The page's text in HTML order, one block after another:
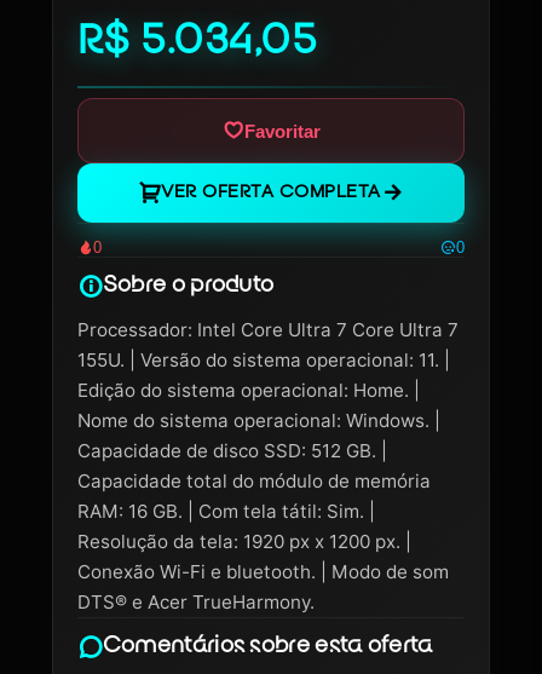
R$ 5.034,05
Favoritar
VER OFERTA COMPLETA
0 0
Sobre o produto
Processador: Intel Core Ultra 7 Core Ultra 7
155U. | Versão do sistema operacional: 11. |
Edição do sistema operacional: Home. |
Nome do sistema operacional: Windows. |
Capacidade de disco SSD: 512 GB. |
Capacidade total do módulo de memória
RAM: 16 GB. | Com tela tátil: Sim. |
Resolução da tela: 1920 px x 1200 px. |
Conexão Wi-Fi e bluetooth. | Modo de som
DTS® e Acer TrueHarmony.
Comentários sobre esta oferta